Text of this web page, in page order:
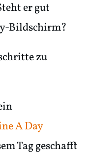
er gut
Bildschirm?
zu
A Day
Tag geschafft